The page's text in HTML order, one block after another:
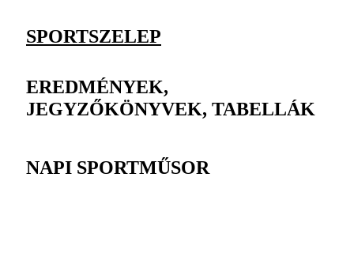
SPORTSZELEP
EREDMÉNYEK,
JEGYZŐKÖNYVEK, TABELLÁK
NAPI SPORTMŰSOR